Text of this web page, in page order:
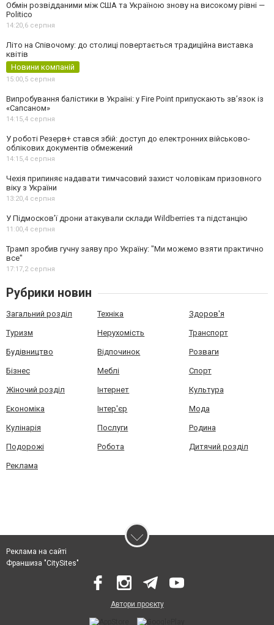
Обмін розвідданими між США та Україною знову на високому рівні —
Politico
14:20,6 серпня
Літо на Співочому: до столиці повертається традиційна виставка
квітів
Новини компаній
15:00,5 серпня
Випробування балістики в Україні: у Fire Point припускають зв’язок із
«Сапсаном»
14:15,4 серпня
У роботі Резерв+ стався збій: доступ до електронних військово-
облікових документів обмежений
14:15,4 серпня
Чехія припиняє надавати тимчасовий захист чоловікам призовного
віку з України
13:20,4 серпня
У Підмосков’ї дрони атакували склади Wildberries та підстанцію
11:00,4 серпня
Трамп зробив гучну заяву про Україну: "Ми можемо взяти практично
все"
17:17,2 серпня
Рубрики новин
Загальний розділ Техніка Здоров'я
Туризм Нерухомість Транспорт
Будівництво Відпочинок Розваги
Бізнес Меблі Спорт
Жіночий розділ Інтернет Культура
Економіка Інтер'єр Мода
Кулінарія Послуги Родина
Подорожі Робота Дитячий розділ
Реклама
Реклама на сайті
Франшиза "CitySites"
Автори проєкту